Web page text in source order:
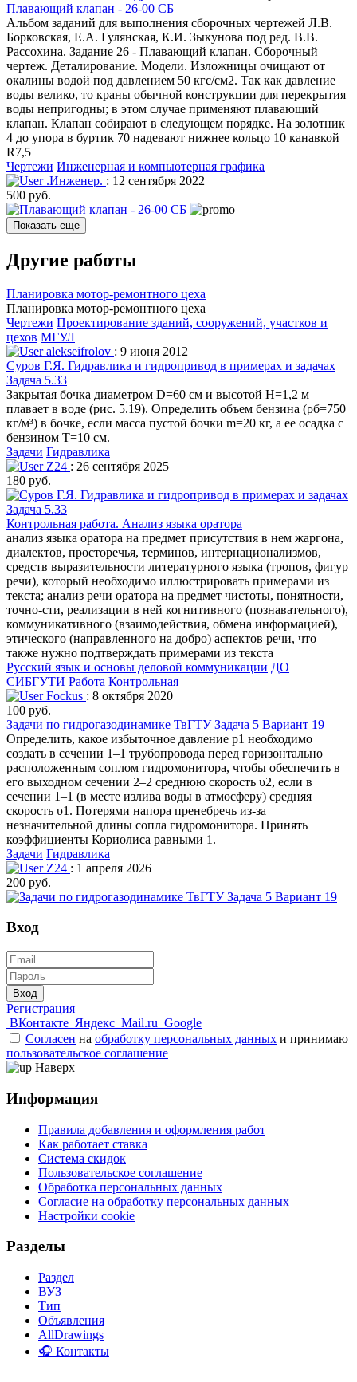
Плавающий клапан - 26-00 СБ
Альбом заданий для выполнения сборочных чертежей Л.В.
Борковская, Е.А. Гулянская, К.И. Зыкунова под ред. В.В.
Рассохина. Задание 26 - Плавающий клапан. Сборочный
чертеж. Деталирование. Модели. Изложницы очищают от
окалины водой под давлением 50 кгс/см2. Так как давление
воды велико, то краны обычной конструкции для перекрытия
воды непригодны; в этом случае применяют плавающий
клапан. Клапан собирают в следующем порядке. На золотник
4 до упора в буртик 70 надевают нижнее кольцо 10 канавкой
R7,5
Чертежи Инженерная и компьютерная графика
.Инженер. : 12 сентября 2022
500 руб.
Показать еще
Другие работы
Планировка мотор-ремонтного цеха
Планировка мотор-ремонтного цеха
Чертежи Проектирование зданий, сооружений, участков и
цехов МГУЛ
alekseifrolov : 9 июня 2012
Суров Г.Я. Гидравлика и гидропривод в примерах и задачах
Задача 5.33
Закрытая бочка диаметром D=60 см и высотой Н=1,2 м
плавает в воде (рис. 5.19). Определить объем бензина (ρб=750
кг/м³) в бочке, если масса пустой бочки m=20 кг, а ее осадка с
бензином Т=10 см.
Задачи Гидравлика
Z24 : 26 сентября 2025
180 руб.
Контрольная работа. Анализ языка оратора
анализ языка оратора на предмет присутствия в нем жаргона,
диалектов, просторечья, терминов, интернационализмов,
средств выразительности литературного языка (тропов, фигур
речи), который необходимо иллюстрировать примерами из
текста; анализ речи оратора на предмет чистоты, понятности,
точно-сти, реализации в ней когнитивного (познавательного),
коммуникативного (взаимодействия, обмена информацией),
этического (направленного на добро) аспектов речи, что
также нужно подтверждать примерами из текста
Русский язык и основы деловой коммуникации ДО
СИБГУТИ Работа Контрольная
Fockus : 8 октября 2020
100 руб.
Задачи по гидрогазодинамике ТвГТУ Задача 5 Вариант 19
Определить, какое избыточное давление р1 необходимо
создать в сечении 1–1 трубопровода перед горизонтально
расположенным соплом гидромонитора, чтобы обеспечить в
его выходном сечении 2–2 среднюю скорость υ2, если в
сечении 1–1 (в месте излива воды в атмосферу) средняя
скорость υ1. Потерями напора пренебречь из-за
незначительной длины сопла гидромонитора. Принять
коэффициенты Кориолиса равными 1.
Задачи Гидравлика
Z24 : 1 апреля 2026
200 руб.
Вход
Вход
Регистрация
ВКонтакте Яндекс Mail.ru Google
Согласен на обработку персональных данных и принимаю
пользовательское соглашение
Наверх
Информация
Правила добавления и оформления работ
Как работает ставка
Система скидок
Пользовательское соглашение
Обработка персональных данных
Согласие на обработку персональных данных
Настройки cookie
Разделы
Раздел
ВУЗ
Тип
Объявления
AllDrawings
🎧 Контакты